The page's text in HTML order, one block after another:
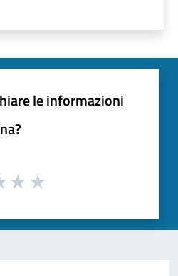
le informazioni